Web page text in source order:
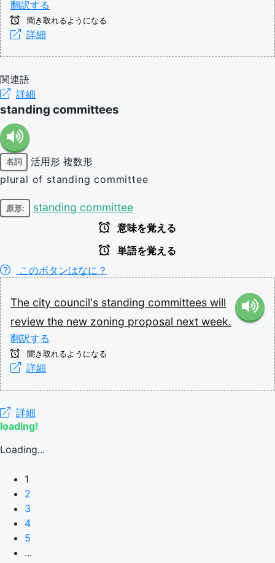
翻訳する
聞き取れるようになる
詳細
関連語
詳細
standing committees
名詞 活用形 複数形
plural of standing committee
原形: standing committee
意味を覚える
単語を覚える
このボタンはなに？
The city council's standing committees will
review the new zoning proposal next week.
翻訳する
聞き取れるようになる
詳細
詳細
loading!
Loading...
1
2
3
4
5
...